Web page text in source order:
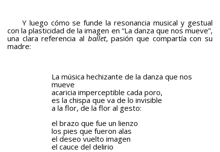
Y luego cómo se funde la resonancia musical y gestual
con la plasticidad de la imagen en “La danza que nos mueve”,
una clara referencia al ballet, pasión que compartía con su
madre:
La música hechizante de la danza que nos
mueve
acaricia imperceptible cada poro,
es la chispa que va de lo invisible
a la flor, de la flor al gesto:
el brazo que fue un lienzo
los pies que fueron alas
el deseo vuelto imagen
el cauce del delirio